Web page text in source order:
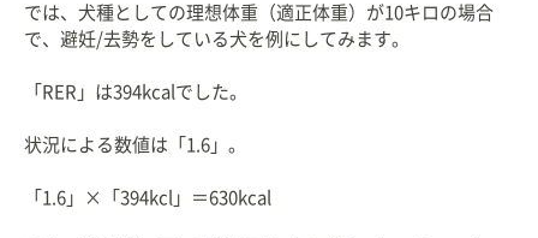
では、犬種としての理想体重（適正体重）が10キロの場合
で、避妊/去勢をしている犬を例にしてみます。
「RER」は394kcalでした。
状況による数値は「1.6」。
「1.6」×「394kcl」＝630kcal